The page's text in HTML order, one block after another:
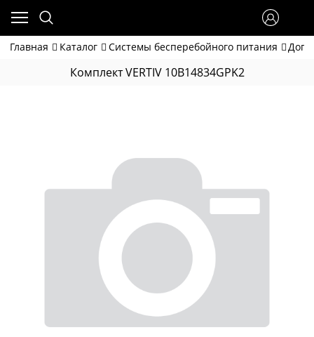
Главная Каталог Системы бесперебойного питания
Комплект VERTIV 10B14834GPK2